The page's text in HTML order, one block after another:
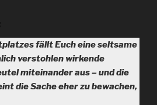
fällt Euch eine seltsame
verstohlen wirkende
miteinander aus – und die
die Sache eher zu bewachen,